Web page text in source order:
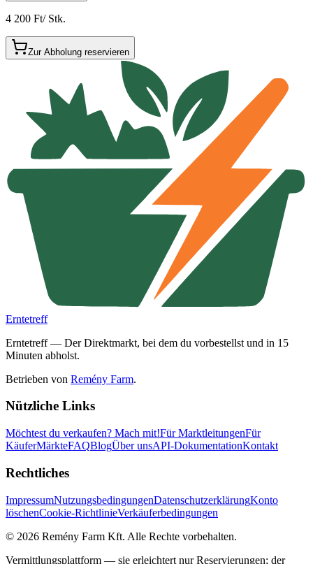
4 200 Ft/ Stk.
Zur Abholung reservieren
Erntetreff
Erntetreff — Der Direktmarkt, bei dem du vorbestellst und in 15
Minuten abholst.
Betrieben von Remény Farm.
Nützliche Links
Möchtest du verkaufen? Mach mit!Für MarktleitungenFür
KäuferMärkteFAQBlogÜber unsAPI-DokumentationKontakt
Rechtliches
ImpressumNutzungsbedingungenDatenschutzerklärungKonto
löschenCookie-RichtlinieVerkäuferbedingungen
© 2026 Remény Farm Kft. Alle Rechte vorbehalten.
Vermittlungsplattform — sie erleichtert nur Reservierungen; der